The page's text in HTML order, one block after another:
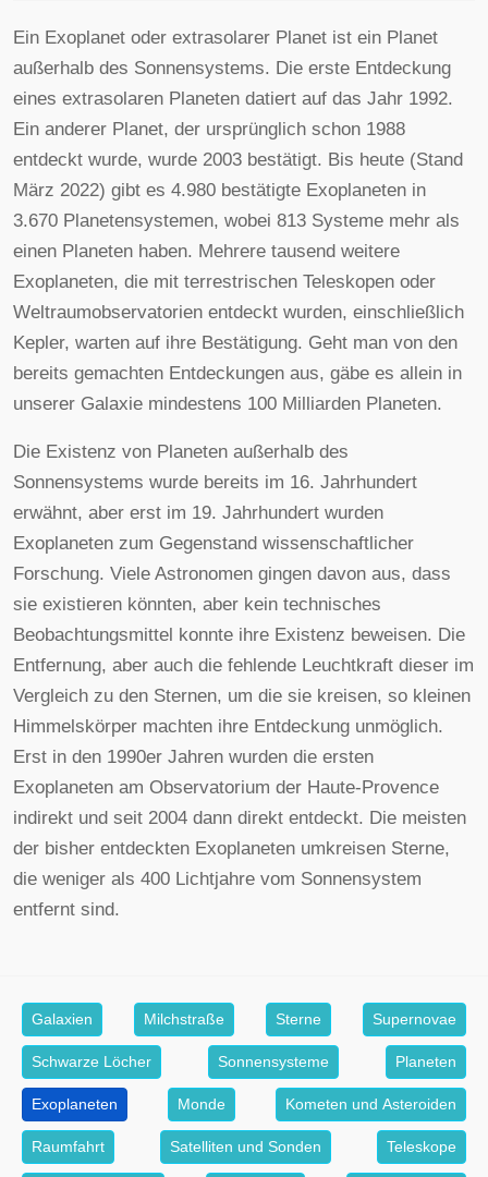
Ein Exoplanet oder extrasolarer Planet ist ein Planet
außerhalb des Sonnensystems. Die erste Entdeckung
eines extrasolaren Planeten datiert auf das Jahr 1992.
Ein anderer Planet, der ursprünglich schon 1988
entdeckt wurde, wurde 2003 bestätigt. Bis heute (Stand
März 2022) gibt es 4.980 bestätigte Exoplaneten in
3.670 Planetensystemen, wobei 813 Systeme mehr als
einen Planeten haben. Mehrere tausend weitere
Exoplaneten, die mit terrestrischen Teleskopen oder
Weltraumobservatorien entdeckt wurden, einschließlich
Kepler, warten auf ihre Bestätigung. Geht man von den
bereits gemachten Entdeckungen aus, gäbe es allein in
unserer Galaxie mindestens 100 Milliarden Planeten.
Die Existenz von Planeten außerhalb des
Sonnensystems wurde bereits im 16. Jahrhundert
erwähnt, aber erst im 19. Jahrhundert wurden
Exoplaneten zum Gegenstand wissenschaftlicher
Forschung. Viele Astronomen gingen davon aus, dass
sie existieren könnten, aber kein technisches
Beobachtungsmittel konnte ihre Existenz beweisen. Die
Entfernung, aber auch die fehlende Leuchtkraft dieser im
Vergleich zu den Sternen, um die sie kreisen, so kleinen
Himmelskörper machten ihre Entdeckung unmöglich.
Erst in den 1990er Jahren wurden die ersten
Exoplaneten am Observatorium der Haute-Provence
indirekt und seit 2004 dann direkt entdeckt. Die meisten
der bisher entdeckten Exoplaneten umkreisen Sterne,
die weniger als 400 Lichtjahre vom Sonnensystem
entfernt sind.
Galaxien Milchstraße Sterne Supernovae
Schwarze Löcher Sonnensysteme Planeten
Exoplaneten Monde Kometen und Asteroiden
Raumfahrt Satelliten und Sonden Teleskope